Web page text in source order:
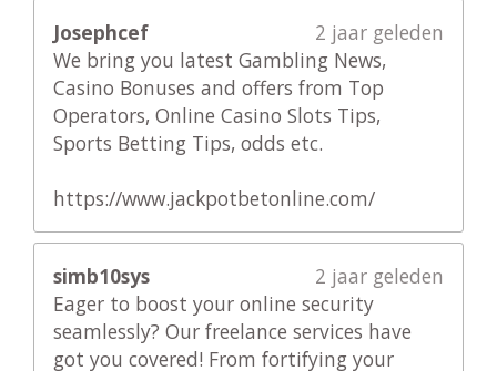
Josephcef
2 jaar geleden
We bring you latest Gambling News,
Casino Bonuses and offers from Top
Operators, Online Casino Slots Tips,
Sports Betting Tips, odds etc.
https://www.jackpotbetonline.com/
simb10sys
2 jaar geleden
Eager to boost your online security
seamlessly? Our freelance services have
got you covered! From fortifying your